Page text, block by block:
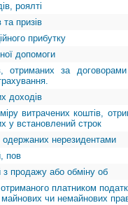
роялті
призів
прибутку
допомоги
отриманих за
доходів
витрачених коштів,
у встановлений строк
нерезидентами
пов
з продажу або обміну об
платником
чи немайнових